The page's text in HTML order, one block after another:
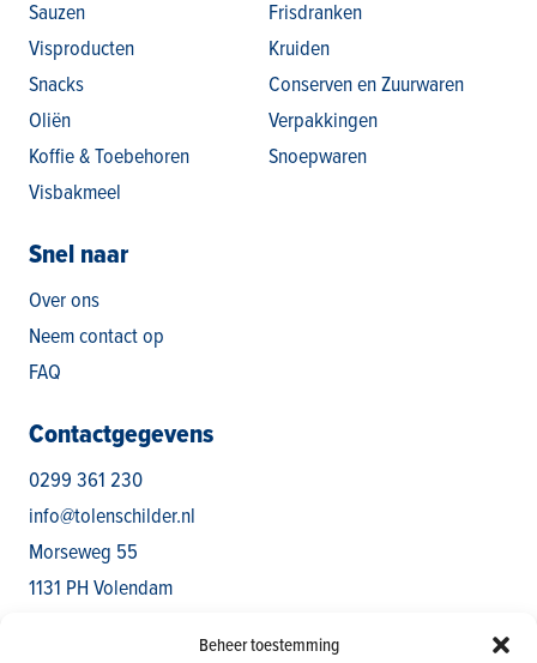
Beheer toestemming
Sauzen
Frisdranken
Visproducten
Kruiden
Snacks
Conserven en Zuurwaren
Oliën
Verpakkingen
Koffie & Toebehoren
Snoepwaren
Visbakmeel
Snel naar
Over ons
Neem contact op
FAQ
Contactgegevens
0299 361 230
info@tolenschilder.nl
Morseweg 55
1131 PH Volendam